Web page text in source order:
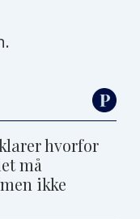
hvorfor
må
ikke